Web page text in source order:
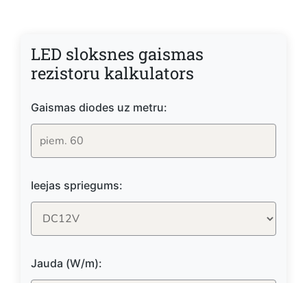
LED sloksnes gaismas
rezistoru kalkulators
Gaismas diodes uz metru:
Ieejas spriegums:
Jauda (W/m):